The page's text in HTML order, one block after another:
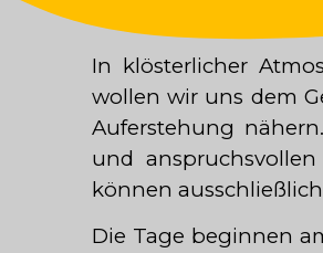
In klösterlicher
wollen wir uns dem
Auferstehung
und
können
Die Tage beginnen